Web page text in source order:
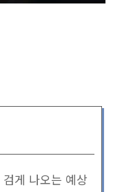
게 나오는 예상